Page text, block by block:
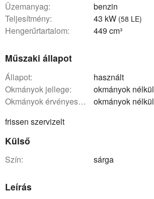
üzemanyag:
benzin
teljesítmény:
43 kW (58 LE)
hengerűrtartalom: 449 cm³
Műszaki állapot
állapot:
használt
okmányok jellege:
okmányok nélkül
okmányok érvényessége:
okmányok nélkül
frissen szervizelt
Külső
szín: sárga
Leírás